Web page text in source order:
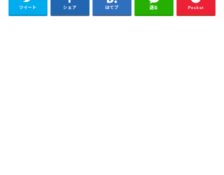
ツイート シェア はてブ 送る Pocket